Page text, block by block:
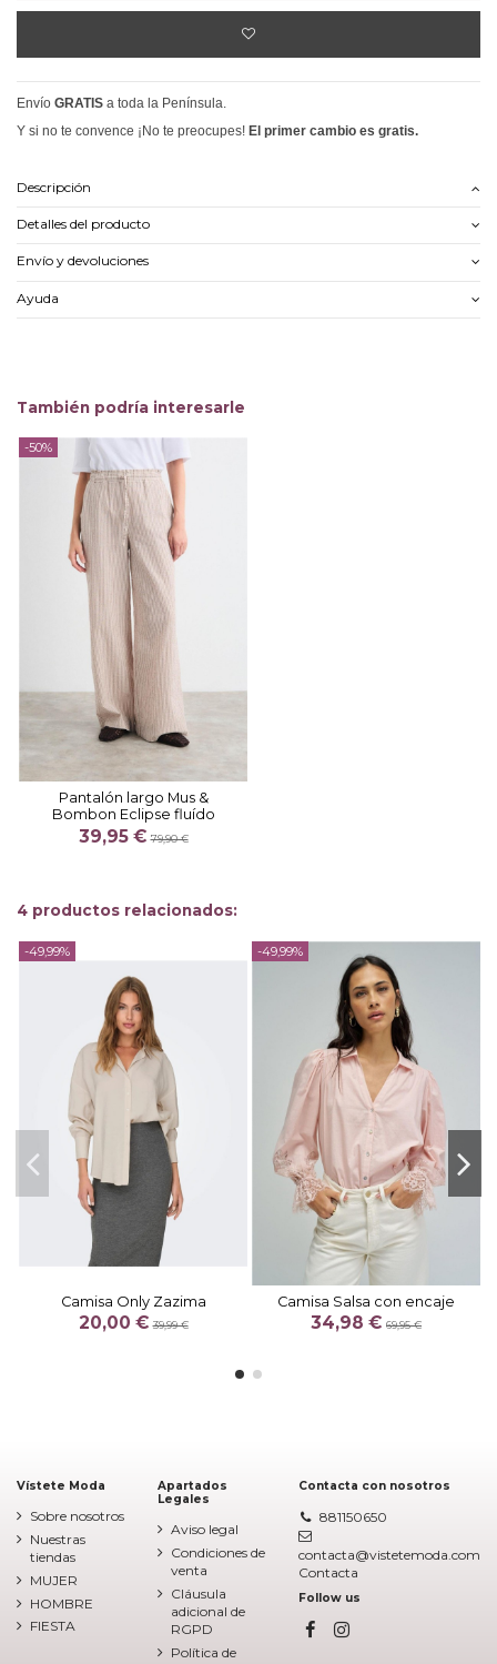
Envío GRATIS a toda la Península.
Y si no te convence ¡No te preocupes! El primer cambio es gratis.
Descripción
Detalles del producto
Envío y devoluciones
Ayuda
También podría interesarle
-50%
Pantalón largo Mus &
Bombon Eclipse fluído
39,95 €79,90 €
4 productos relacionados:
-49,99%
Camisa Only Zazima
20,00 €39,99 €
-49,99%
Camisa Salsa con encaje
34,98 € 69,95 €
Vístete Moda
Sobre nosotros
Nuestras
tiendas
MUJER
HOMBRE
FIESTA
Apartados
Legales
Aviso legal
Condiciones de
venta
Cláusula
adicional de
RGPD
Política de
Contacta con nosotros
881150650
contacta@vistetemoda.com
Contacta
Follow us